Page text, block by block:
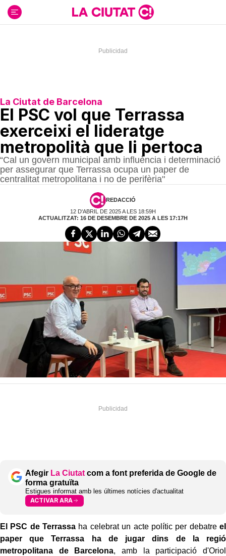
contenido
La Ciutat de Barcelona
El PSC vol que Terrassa
exerceixi el lideratge
metropolità que li pertoca
“Cal un govern municipal amb influència i determinació
per assegurar que Terrassa ocupa un paper de
centralitat metropolitana i no de perifèria"
REDACCIÓ
12 D'ABRIL DE 2025 A LES 18:59H
ACTUALITZAT: 16 DE DESEMBRE DE 2025 A LES 17:17H
Afegir La Ciutat com a font preferida de Google de
forma gratuïta
Estigues informat amb les últimes notícies d'actualitat
ACTIVAR ARA
El PSC de Terrassa ha celebrat un acte polític per debatre el
paper que Terrassa ha de jugar dins de la regió
metropolitana de Barcelona, amb la participació d'Oriol